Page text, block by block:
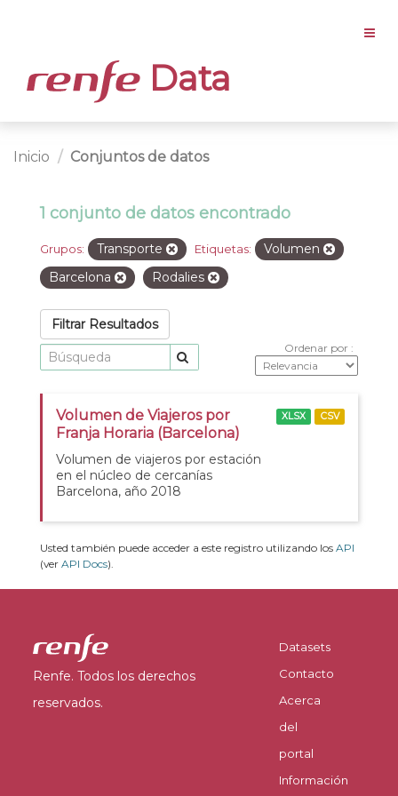
Data
Inicio Conjuntos de datos
1 conjunto de datos encontrado
Grupos: Transporte Etiquetas:
Volumen
Barcelona
Rodalies
Filtrar Resultados
Ordenar por
Volumen de Viajeros por
Franja Horaria (Barcelona)
Volumen de viajeros por estación
en el núcleo de cercanías
Barcelona, año 2018
XLSX CSV
Usted también puede acceder a este registro utilizando los API
(ver API Docs).
Renfe. Todos los derechos
reservados.
Datasets
Contacto
Acerca
del
portal
Información